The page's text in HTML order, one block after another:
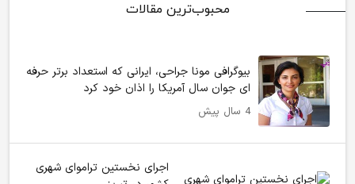
محبوب‌ترین مقالات
بیوگرافی مونا جراحی، ایرانی که استعداد برتر حرفه
ای جوان سال آمریکا را اذان خود کرد
4 سال پیش
اجرای نخستین تراموای شهری